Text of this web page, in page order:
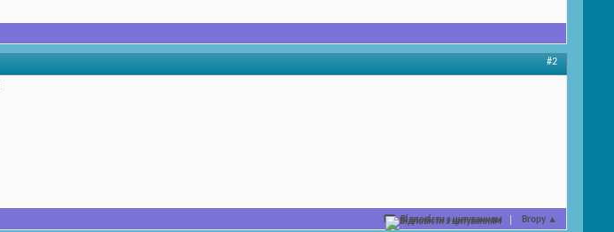
#2
Відповісти з цитуванням Вгору ▲